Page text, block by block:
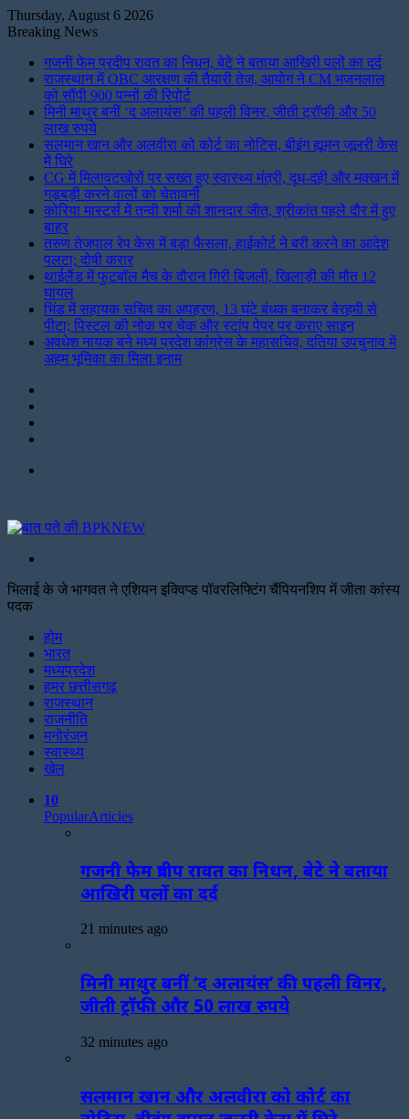
Thursday, August 6 2026
Breaking News
गजनी फेम प्रदीप रावत का निधन, बेटे ने बताया आखिरी पलों का दर्द
राजस्थान में OBC आरक्षण की तैयारी तेज, आयोग ने CM भजनलाल
को सौंपी 900 पन्नों की रिपोर्ट
मिनी माथुर बनीं ‘द अलायंस’ की पहली विनर, जीती ट्रॉफी और 50
लाख रुपये
सलमान खान और अलवीरा को कोर्ट का नोटिस, बीइंग ह्यूमन जूलरी केस
में घिरे
CG में मिलावटखोरों पर सख्त हुए स्वास्थ्य मंत्री, दूध-दही और मक्खन में
गड़बड़ी करने वालों को चेतावनी
कोरिया मास्टर्स में तन्वी शर्मा की शानदार जीत, श्रीकांत पहले दौर में हुए
बाहर
तरुण तेजपाल रेप केस में बड़ा फैसला, हाईकोर्ट ने बरी करने का आदेश
पलटा; दोषी करार
थाईलैंड में फुटबॉल मैच के दौरान गिरी बिजली, खिलाड़ी की मौत 12
घायल
भिंड में सहायक सचिव का अपहरण, 13 घंटे बंधक बनाकर बेरहमी से
पीटा; पिस्टल की नोक पर चेक और स्टांप पेपर पर कराए साइन
अवधेश नायक बने मध्य प्रदेश कांग्रेस के महासचिव, दतिया उपचुनाव में
अहम भूमिका का मिला इनाम
भिलाई के जे भागवत ने एशियन इक्विप्ड पॉवरलिफ्टिंग चैंपियनशिप में जीता कांस्य
पदक
होम
भारत
मध्यप्रदेश
हमर छत्तीसगढ़
राजस्थान
राजनीति
मनोरंजन
स्वास्थ्य
खेल
10
PopularArticles
गजनी फेम प्रदीप रावत का निधन, बेटे ने बताया
आखिरी पलों का दर्द
21 minutes ago
मिनी माथुर बनीं ‘द अलायंस’ की पहली विनर,
जीती ट्रॉफी और 50 लाख रुपये
32 minutes ago
सलमान खान और अलवीरा को कोर्ट का